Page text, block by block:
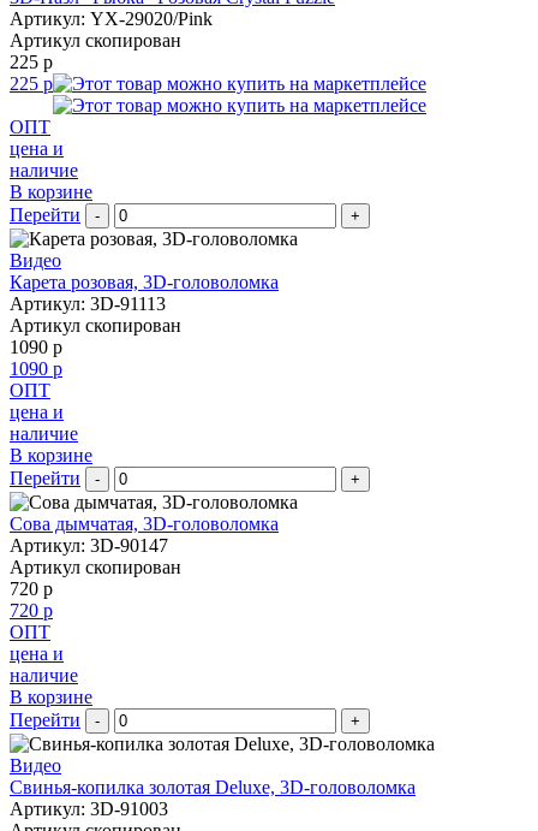
Артикул: YX-29020/Pink
Артикул скопирован
225 р
225 р
ОПТ
цена и
наличие
В корзине
Перейти
- +
Видео
Карета розовая, 3D-головоломка
Артикул: 3D-91113
Артикул скопирован
1090 р
1090 р
ОПТ
цена и
наличие
В корзине
Перейти
- +
Сова дымчатая, 3D-головоломка
Артикул: 3D-90147
Артикул скопирован
720 р
720 р
ОПТ
цена и
наличие
В корзине
Перейти
- +
Видео
Свинья-копилка золотая Deluxe, 3D-головоломка
Артикул: 3D-91003